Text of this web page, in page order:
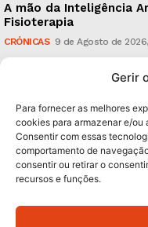
Gerir
Para fornecer as melhores
cookies para armazenar e/ou
Consentir com essas
comportamento de
consentir ou retirar o
recursos e funções.
A mão da Inteligência
Fisioterapia
CRÓNICAS 9 de Agosto de
18.926 espectadores
Subscreva